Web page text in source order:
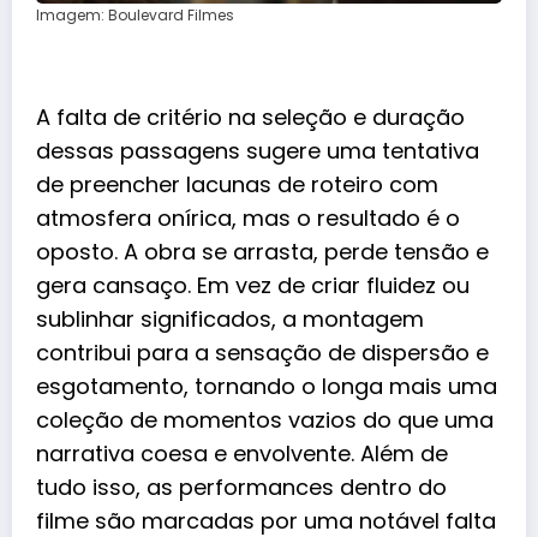
Imagem: Boulevard Filmes
A falta de critério na seleção e duração
dessas passagens sugere uma tentativa
de preencher lacunas de roteiro com
atmosfera onírica, mas o resultado é o
oposto. A obra se arrasta, perde tensão e
gera cansaço. Em vez de criar fluidez ou
sublinhar significados, a montagem
contribui para a sensação de dispersão e
esgotamento, tornando o longa mais uma
coleção de momentos vazios do que uma
narrativa coesa e envolvente. Além de
tudo isso, as performances dentro do
filme são marcadas por uma notável falta